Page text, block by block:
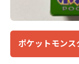
ポケットモンス